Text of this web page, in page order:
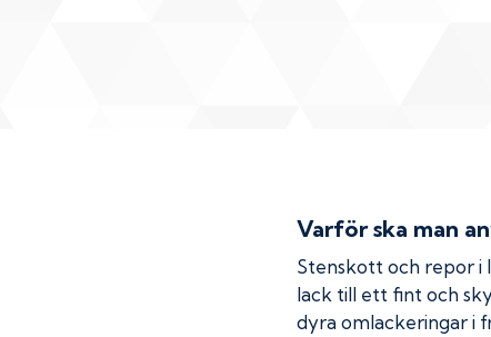
Varför ska man
Stenskott och repor i
lack till ett fint och
dyra omlackeringar i